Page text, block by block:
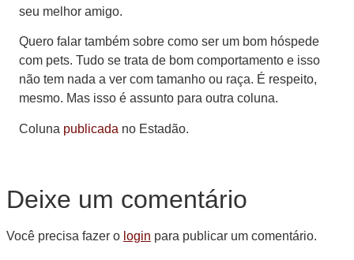
seu melhor amigo.
Quero falar também sobre como ser um bom hóspede
com pets. Tudo se trata de bom comportamento e isso
não tem nada a ver com tamanho ou raça. É respeito,
mesmo. Mas isso é assunto para outra coluna.
Coluna publicada no Estadão.
Deixe um comentário
Você precisa fazer o login para publicar um comentário.